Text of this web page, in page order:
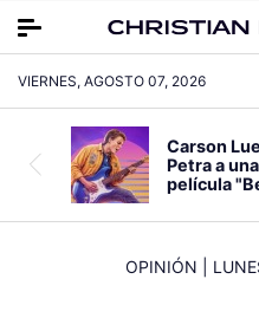
VIERNES, AGOSTO 07, 2026
Carson
Petra a
película
OPINIÓN